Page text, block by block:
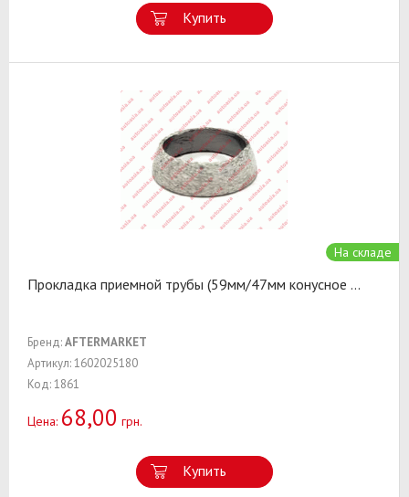
Купить
На складе
Прокладка приемной трубы (59мм/47мм конусное ...
Бренд:AFTERMARKET
Артикул: 1602025180
Код: 1861
Цена: 68,00 грн.
Купить